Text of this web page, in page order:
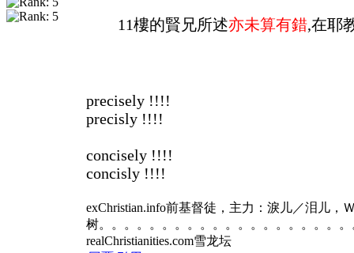
11樓的賢兄所述亦未算有錯,在耶
precisely !!!!
precisly !!!!
concisely !!!!
concisly !!!!
exChristian.info前基督徒，主力：淚儿／泪儿，
树。。。。。。。。。。。。。。。。。。。
realChristianities.com雪龙坛